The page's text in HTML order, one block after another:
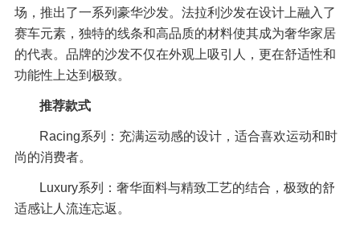
场，推出了一系列豪华沙发。法拉利沙发在设计上融入了
赛车元素，独特的线条和高品质的材料使其成为奢华家居
的代表。品牌的沙发不仅在外观上吸引人，更在舒适性和
功能性上达到极致。
推荐款式
Racing系列：充满运动感的设计，适合喜欢运动和时
尚的消费者。
Luxury系列：奢华面料与精致工艺的结合，极致的舒
适感让人流连忘返。